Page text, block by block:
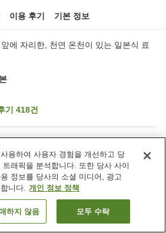
이용 후기 기본 정보
에 자리한, 천연 온천이 있는 일본식 료
기 418건
라운지
상점
객실 보기
용하여 사용자 경험을 개선하고 당
래픽을 분석합니다. 또한 당사 사이
정보를 당사의 소셜 미디어, 광고
니다. 개인 정보 정책
하지 않음 모두 수락